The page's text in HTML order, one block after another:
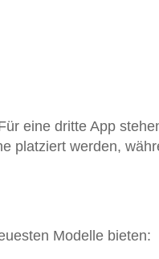
eine dritte App
platziert werden,
Modelle bieten: